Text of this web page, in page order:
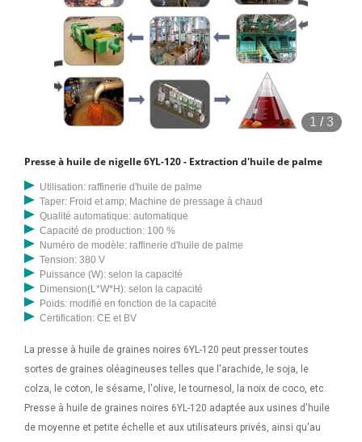
1 /3
Presse à huile de nigelle 6YL-120 - Extraction d'huile de palme
Utilisation: raffinerie d'huile de palme
Taper: Froid et amp; Machine de pressage à chaud
Qualité automatique: automatique
Capacité de production: 100 %
Numéro de modèle: raffinerie d'huile de palme
Tension: 380 V
Puissance (W): selon la capacité
Dimension(L*W*H): selon la capacité
Poids: modifié en fonction de la capacité
Certification: CE et BV
La presse à huile de graines noires 6YL-120 peut presser toutes
sortes de graines oléagineuses telles que l'arachide, le soja, le
colza, le coton, le sésame, l'olive, le tournesol, la noix de coco, etc.
Presse à huile de graines noires 6YL-120 adaptée aux usines d'huile
de moyenne et petite échelle et aux utilisateurs privés, ainsi qu'au